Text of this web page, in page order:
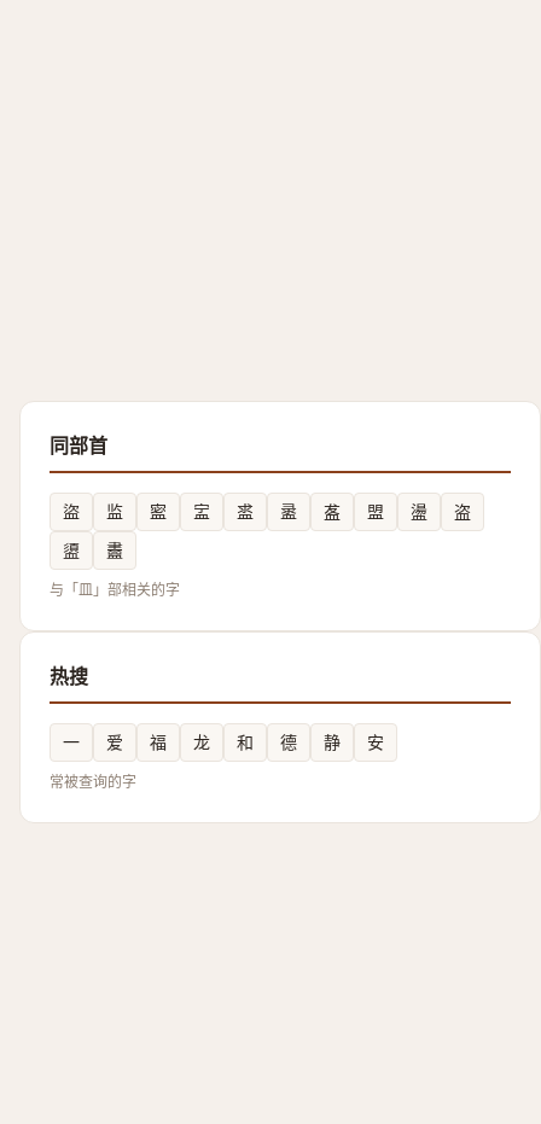
同部首
盜 监 䀄 㿾 盚 盝 盋 盟 盪
盗
盨
䀌
与「皿」部相关的字
热搜
一 爱 福 龙 和 德 静 安
常被查询的字